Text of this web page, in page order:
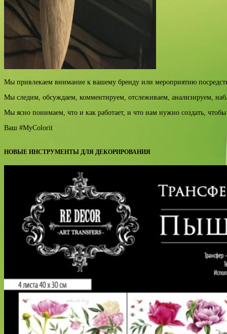
Мы привлекаем внимание к вашему бренду или мероприятию
Мы следим, обсуждаем, комментируем, отслеживаем, анализируем,
Мы ясно понимаем, что и как работает, и что нам нужно создать,
Ваш #MyColorit
НОВЫЕ ИНСТРУМЕНТЫ ДЛЯ ДЕКОРИРОВАНИЯ